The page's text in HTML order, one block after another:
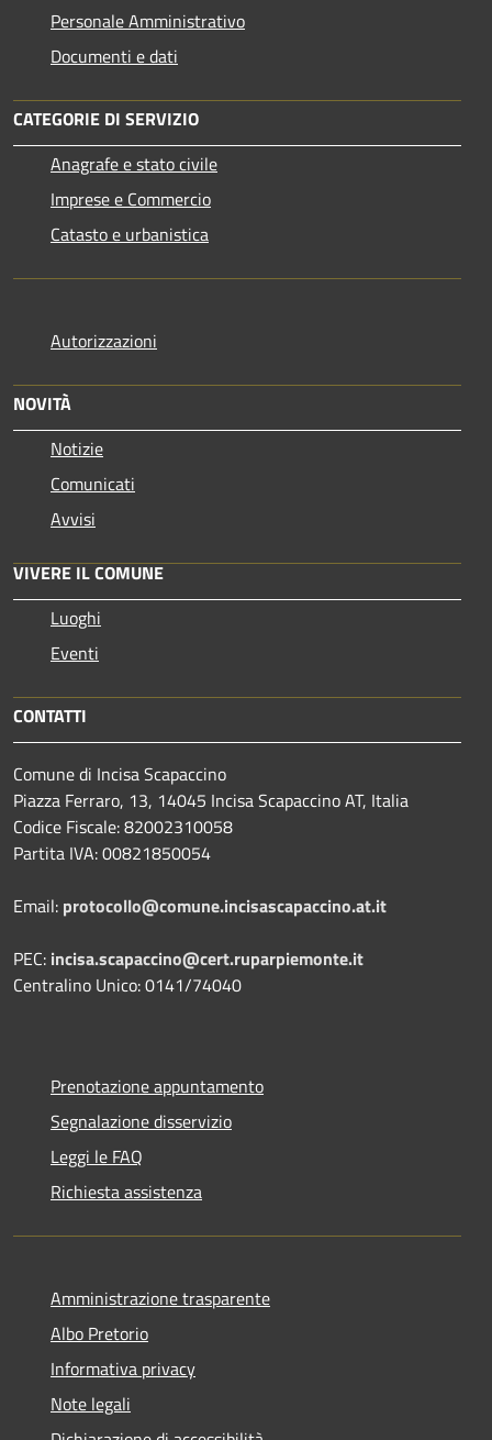
Personale Amministrativo
Documenti e dati
CATEGORIE DI SERVIZIO
Anagrafe e stato civile
Imprese e Commercio
Catasto e urbanistica
Autorizzazioni
NOVITÀ
Notizie
Comunicati
Avvisi
VIVERE IL COMUNE
Luoghi
Eventi
CONTATTI
Comune di Incisa Scapaccino
Piazza Ferraro, 13, 14045 Incisa Scapaccino AT, Italia
Codice Fiscale: 82002310058
Partita IVA: 00821850054
Email: protocollo@comune.incisascapaccino.at.it
PEC: incisa.scapaccino@cert.ruparpiemonte.it
Centralino Unico: 0141/74040
Prenotazione appuntamento
Segnalazione disservizio
Leggi le FAQ
Richiesta assistenza
Amministrazione trasparente
Albo Pretorio
Informativa privacy
Note legali